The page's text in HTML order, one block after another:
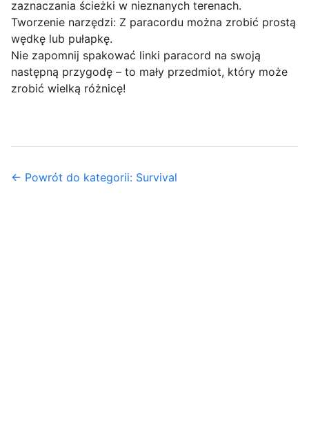
zaznaczania ścieżki w nieznanych terenach.
Tworzenie narzędzi: Z paracordu można zrobić prostą
wędkę lub pułapkę.
Nie zapomnij spakować linki paracord na swoją
następną przygodę – to mały przedmiot, który może
zrobić wielką różnicę!
← Powrót do kategorii: Survival